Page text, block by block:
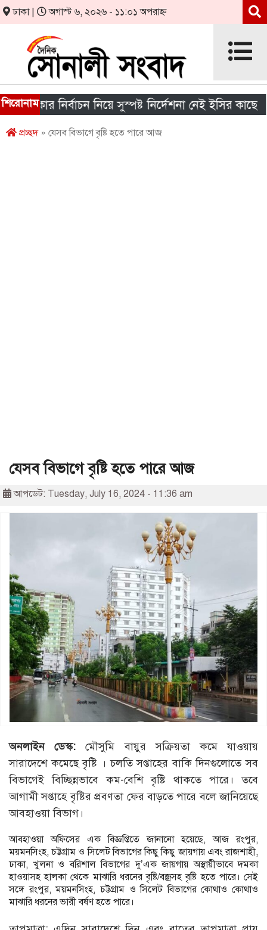
ঢাকা | অগাস্ট ৬, ২০২৬ - ১১:০১ অপরাহ্ন
শিরোনামনির্বাচন নিয়ে সুস্পষ্ট নির্দেশনা নেই ইসির কাছে
প্রচ্ছদ» যেসব বিভাগে বৃষ্টি হতে পারে আজ
যেসব বিভাগে বৃষ্টি হতে পারে আজ
আপডেট: Tuesday, July 16, 2024 - 11:36 am
অনলাইন ডেস্ক:মৌসুমি বায়ুর সক্রিয়তা কমে যাওয়ায়
সারাদেশে কমেছে বৃষ্টি । চলতি সপ্তাহের বাকি দিনগুলোতে সব
বিভাগেই বিচ্ছিন্নভাবে কম-বেশি বৃষ্টি থাকতে পারে। তবে
আগামী সপ্তাহে বৃষ্টির প্রবণতা ফের বাড়তে পারে বলে জানিয়েছে
আবহাওয়া বিভাগ।
আবহাওয়া অফিসের এক বিজ্ঞপ্তিতে জানানো হয়েছে, আজ রংপুর,
ময়মনসিংহ, চট্টগ্রাম ও সিলেট বিভাগের কিছু কিছু জায়গায় এবং রাজশাহী,
ঢাকা, খুলনা ও বরিশাল বিভাগের দু’এক জায়গায় অস্থায়ীভাবে দমকা
হাওয়াসহ হালকা থেকে মাঝারি ধরনের বৃষ্টি/বজ্রসহ বৃষ্টি হতে পারে। সেই
সঙ্গে রংপুর, ময়মনসিংহ, চট্টগ্রাম ও সিলেট বিভাগের কোথাও কোথাও
মাঝারি ধরনের ভারী বর্ষণ হতে পারে।